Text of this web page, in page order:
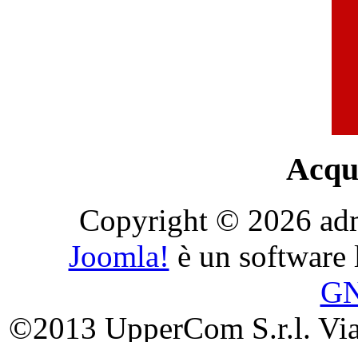
Copyright © 2026
Joomla! è un
©2013 UpperCom S.r.l.